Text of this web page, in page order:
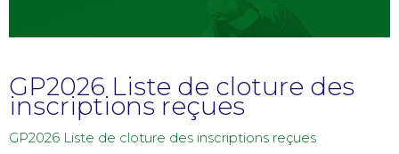
GP2026 Liste de cloture des
inscriptions reçues
GP2026 Liste de cloture des inscriptions reçues